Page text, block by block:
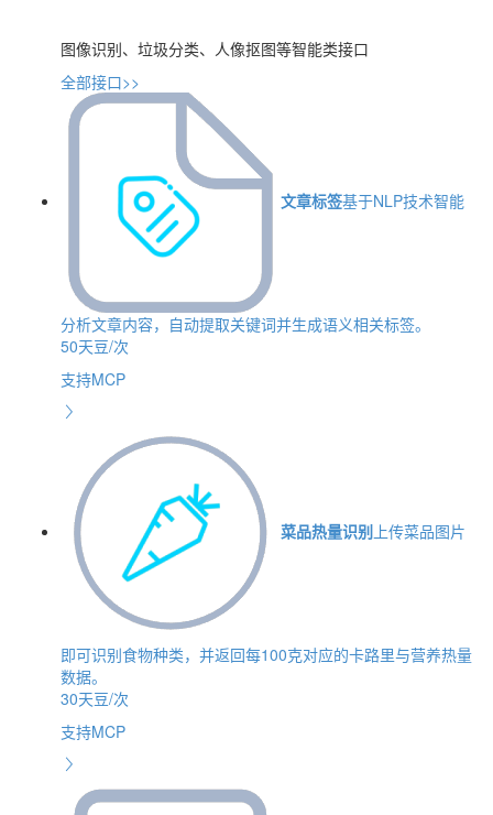
图像识别、垃圾分类、人像抠图等智能类接口
全部接口>>
文章标签基于NLP技术智能
分析文章内容，自动提取关键词并生成语义相关标签。
50天豆/次
支持MCP
菜品热量识别 上传菜品图片
即可识别食物种类，并返回每100克对应的卡路里与营养热量
数据。
30天豆/次
支持MCP